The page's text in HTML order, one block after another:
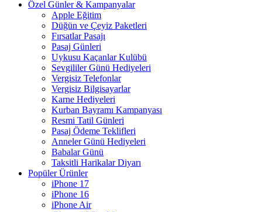
Özel Günler & Kampanyalar
Apple Eğitim
Düğün ve Çeyiz Paketleri
Fırsatlar Pasajı
Pasaj Günleri
Uykusu Kaçanlar Kulübü
Sevgililer Günü Hediyeleri
Vergisiz Telefonlar
Vergisiz Bilgisayarlar
Karne Hediyeleri
Kurban Bayramı Kampanyası
Resmi Tatil Günleri
Pasaj Ödeme Teklifleri
Anneler Günü Hediyeleri
Babalar Günü
Taksitli Harikalar Diyarı
Popüler Ürünler
iPhone 17
iPhone 16
iPhone Air